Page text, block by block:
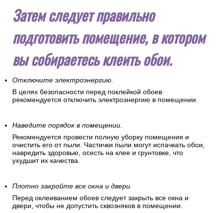
Затем следует правильно
подготовить помещение, в котором
вы собираетесь клеить обои.
Отключите электроэнергию.
В целях безопасности перед поклейкой обоев
рекомендуется отключить электроэнергию в помещении.
Наведите порядок в помещении.
Рекомендуется провести полную уборку помещения и
очистить его от пыли. Частички пыли могут испачкать обои,
навредить здоровью, осесть на клее и грунтовке, что
ухудшит их качества.
Плотно закройте все окна и двери.
Перед оклеиванием обоев следует закрыть все окна и
двери, чтобы не допустить сквозняков в помещении.